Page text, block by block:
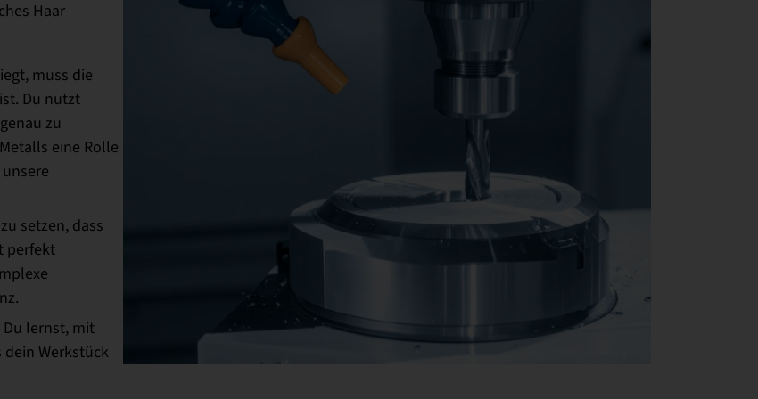
Haar
muss die
Du nutzt
zu
eine Rolle
setzen, dass
perfekt
Du lernst, mit
Werkstück